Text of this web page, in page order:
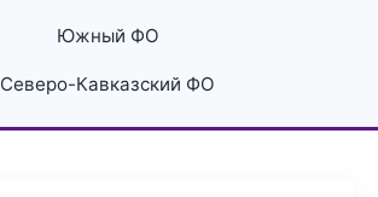
Южный ФО
Северо-Кавказский ФО